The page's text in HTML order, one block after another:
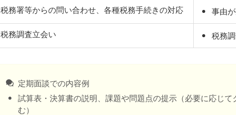
税務署等からの問い合わせ、各種税務手続きの対応
事由
税務調査立会い
税務
定期面談での内容例
試算表・決算書の説明、課題や問題点の提示（必要に応じ
む）